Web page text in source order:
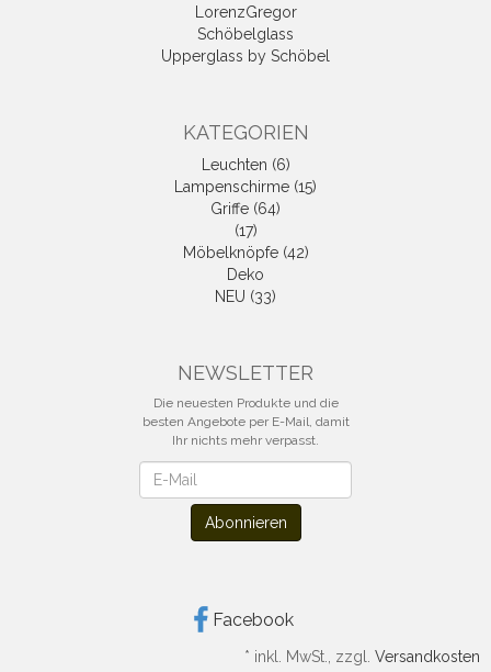
LorenzGregor
Schöbelglass
Upperglass by Schöbel
KATEGORIEN
Leuchten (6)
Lampenschirme (15)
Griffe (64)
(17)
Möbelknöpfe (42)
Deko
NEU (33)
NEWSLETTER
Die neuesten Produkte und die
besten Angebote per E-Mail, damit
Ihr nichts mehr verpasst.
Abonnieren
Facebook
* inkl. MwSt., zzgl. Versandkosten